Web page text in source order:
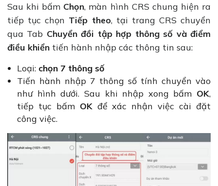
Sau khi bấm Chọn, màn hình CRS chung hiện ra
tiếp tục chọn Tiếp theo, tại trang CRS chuyển
qua Tab Chuyển đồi tập hợp thông số và điểm
điều khiển tiến hành nhập các thông tin sau:
Loại: chọn 7 thông số
Tiến hành nhập 7 thông số tính chuyển vào
như hình dưới. Sau khi nhập xong bấm OK,
tiếp tục bấm OK để xác nhận việc cài đặt
công việc.